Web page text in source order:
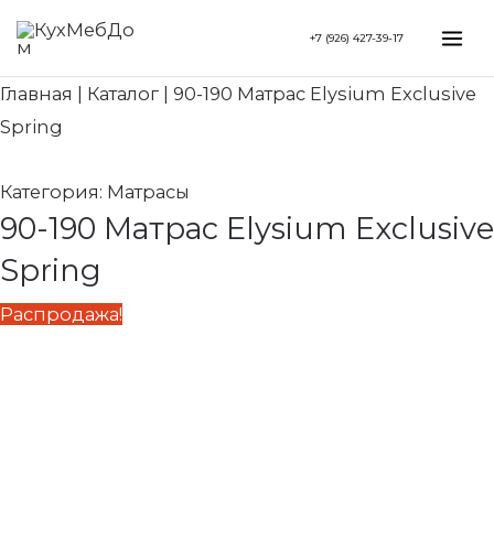
Перейти
содержимому
+7 (926) 427-39-17
Главная Каталог
90-190 Матрас Elysium Exclusive
Spring
Категория: Матрасы
90-190 Матрас Elysium Exclusive
Spring
Распродажа!
Первоначальная
составляла
76
Search...